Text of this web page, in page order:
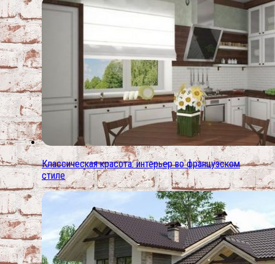
Классическая красота: интерьер во французском
стиле